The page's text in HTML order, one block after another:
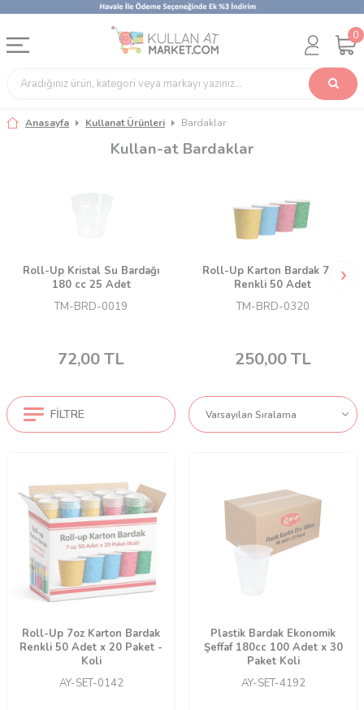
0
Anasayfa Kullanat Ürünleri Bardaklar
Kullan-at Bardaklar
Roll-Up Kristal Su Bardağı
180 cc 25 Adet
TM-BRD-0019
72,00TL
Roll-Up Karton Bardak 7 oz
Renkli 50 Adet
TM-BRD-0320
250,00TL
FILTRE
Roll-Up 7oz Karton Bardak
Renkli 50 Adet x 20 Paket -
Koli
AY-SET-0142
Plastik Bardak Ekonomik
Şeffaf 180cc 100 Adet x 30
Paket Koli
AY-SET-4192